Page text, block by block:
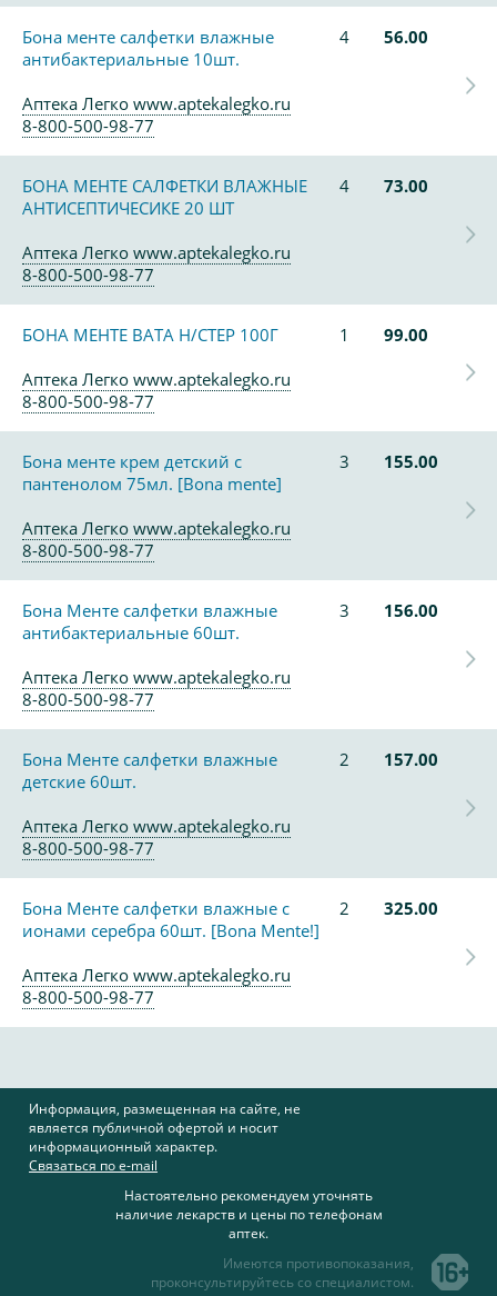
Бона менте салфетки влажные
антибактериальные 10шт.
4 56.00
Аптека Легко www.aptekalegko.ru
8-800-500-98-77
БОНА МЕНТЕ САЛФЕТКИ ВЛАЖНЫЕ
АНТИСЕПТИЧЕСИКЕ 20 ШТ
4 73.00
Аптека Легко www.aptekalegko.ru
8-800-500-98-77
БОНА МЕНТЕ ВАТА Н/СТЕР 100Г 1
99.00
Аптека Легко www.aptekalegko.ru
8-800-500-98-77
Бона менте крем детский с
пантенолом 75мл. [Bona mente]
3 155.00
Аптека Легко www.aptekalegko.ru
8-800-500-98-77
Бона Менте салфетки влажные
антибактериальные 60шт.
3 156.00
Аптека Легко www.aptekalegko.ru
8-800-500-98-77
Бона Менте салфетки влажные
детские 60шт.
2 157.00
Аптека Легко www.aptekalegko.ru
8-800-500-98-77
Бона Менте салфетки влажные с
ионами серебра 60шт. [Bona Mente!]
2 325.00
Аптека Легко www.aptekalegko.ru
8-800-500-98-77
Информация, размещенная на сайте, не
является публичной офертой и носит
информационный характер.
Связаться по e-mail
Настоятельно рекомендуем уточнять
наличие лекарств и цены по телефонам
аптек.
Имеются противопоказания,
проконсультируйтесь со специалистом.